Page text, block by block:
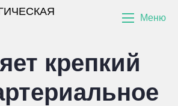
Меню
крепкий